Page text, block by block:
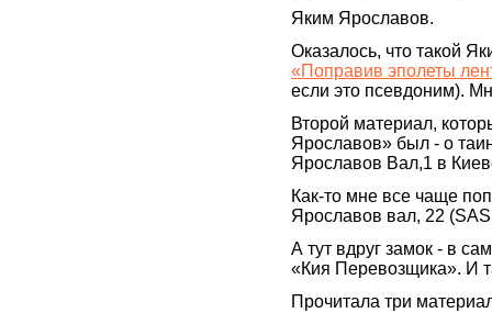
Яким Ярославов.
Оказалось, что такой
«Поправив эполеты
если это псевдоним).
Второй материал,
Ярославов» был - о
Ярославов Вал,1 в
Как-то мне все чаще
Ярославов вал, 22
А тут вдруг замок - в
«Кия Перевозщика». И
Прочитала три